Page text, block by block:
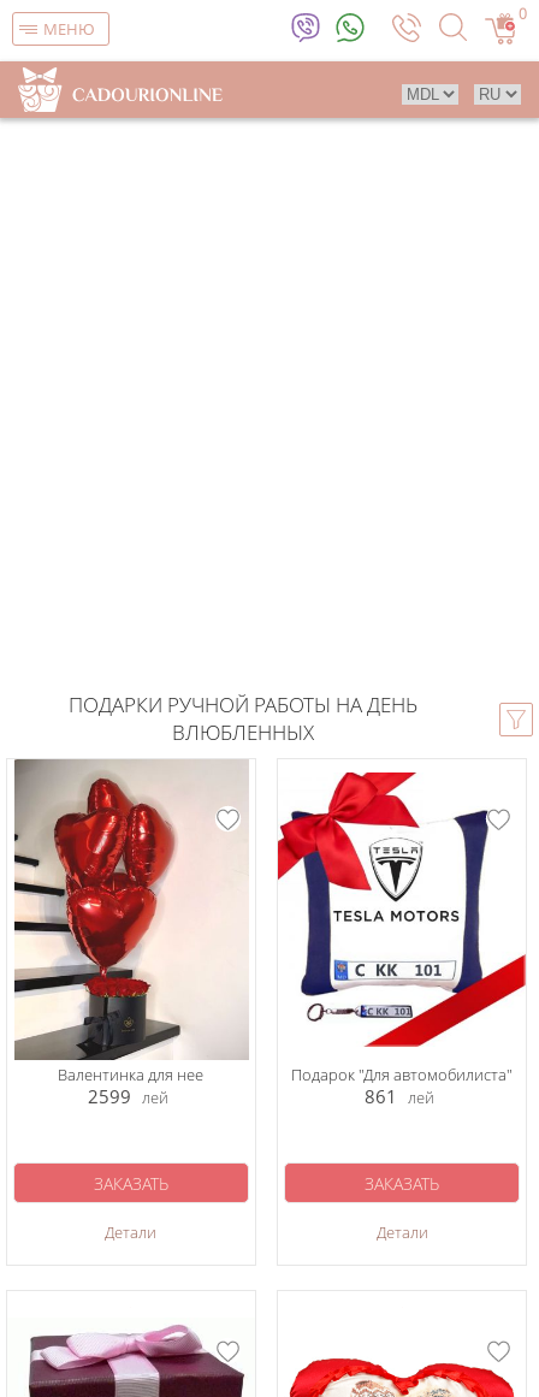
МЕНЮ
0
ПОДАРКИ РУЧНОЙ РАБОТЫ НА ДЕНЬ
ВЛЮБЛЕННЫХ
Валентинка для нее
2599 лей
Детали
ЗАКАЗАТЬ
Подарок "Для автомобилиста"
861 лей
Детали
ЗАКАЗАТЬ